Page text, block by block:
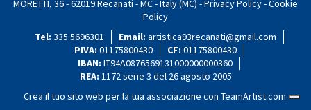
MORETTI, 36 - 62019 Recanati - MC - Italy (MC) -Privacy Policy-Cookie
Policy
Tel: 335 5696301 Email: artistica93recanati@gmail.com
PIVA: 01175800430 CF: 01175800430
IBAN: IT94A0876569131000000000360
REA: 1172 serie 3 del 26 agosto 2005
Crea il tuo sito web per la tua associazione con TeamArtist.com.